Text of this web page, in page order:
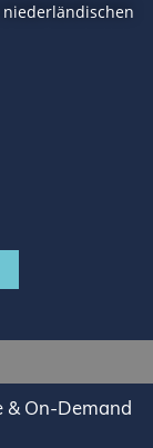
niederländischen
& On-Demand